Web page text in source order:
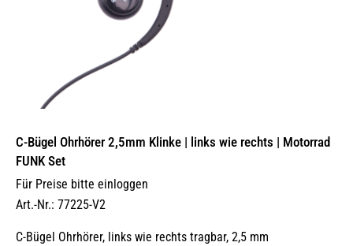
C-Bügel Ohrhörer 2,5mm Klinke | links wie rechts | Motorrad
FUNK Set
Für Preise bitte einloggen
Art.-Nr.: 77225-V2
C-Bügel Ohrhörer, links wie rechts tragbar, 2,5 mm